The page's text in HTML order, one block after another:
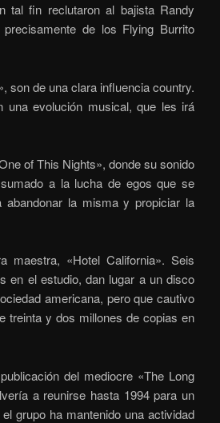
tal fin reclutaron al bajista Randy
de los Flying Burrito
son de una clara influencia country.
una evolución musical, que les irá
of This Nights», donde su sonido
a la lucha de egos que se
abandonar la misma y propiciar la
«Hotel California». Seis
en el estudio, dan lugar a un disco
americana, pero que cautivo
treinta y dos millones de copias en
del mediocre «The Long
a reunirse hasta 1994 para un
grupo ha mantenido una actividad